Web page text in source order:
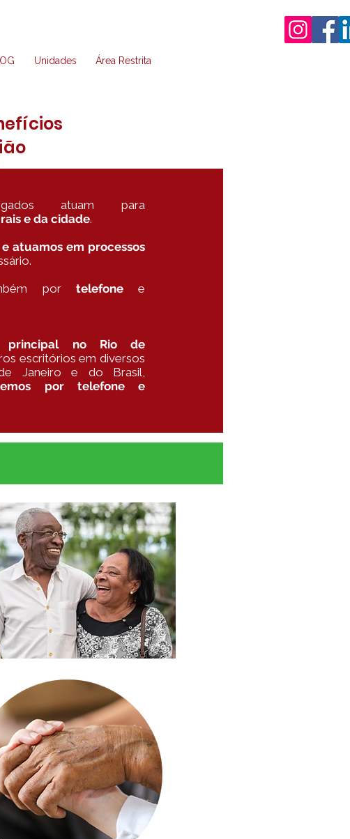
Unidades Área Restrita
atuam para
e da cidade.
atuamos em processos
por telefone e
principal no Rio de
escritórios em diversos
Janeiro e do Brasil,
por telefone e